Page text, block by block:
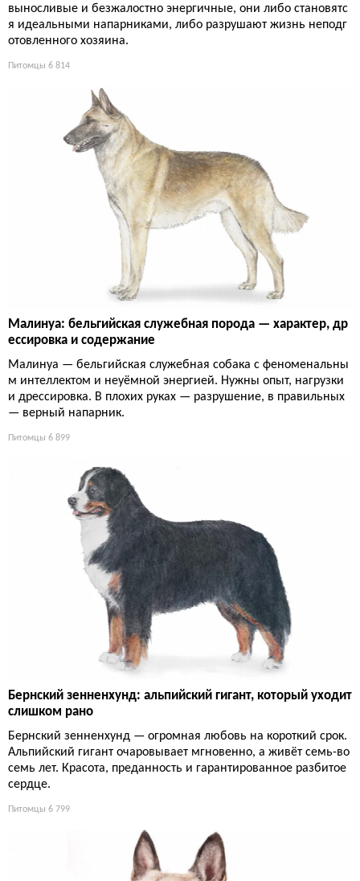
выносливые и безжалостно энергичные, они либо становятс
я идеальными напарниками, либо разрушают жизнь неподг
отовленного хозяина.
Питомцы 6 814
Малинуа: бельгийская служебная порода — характер, др
ессировка и содержание
Малинуа — бельгийская служебная собака с феноменальны
м интеллектом и неуёмной энергией. Нужны опыт, нагрузки
и дрессировка. В плохих руках — разрушение, в правильных
— верный напарник.
Питомцы 6 899
Бернский зенненхунд: альпийский гигант, который уходит
слишком рано
Бернский зенненхунд — огромная любовь на короткий срок.
Альпийский гигант очаровывает мгновенно, а живёт семь-во
семь лет. Красота, преданность и гарантированное разбитое
сердце.
Питомцы 6 799